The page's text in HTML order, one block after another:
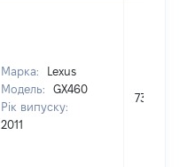
Марка:
Lexus
Модель:
GX460
Рік випуску:
2011
730000